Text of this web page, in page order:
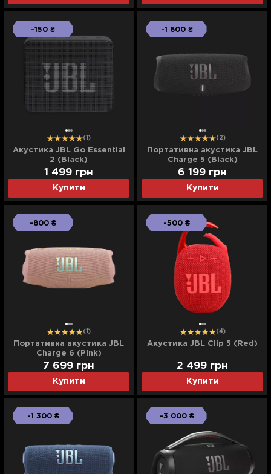
-150 ₴
(1)
Акустика JBL Go Essential
2 (Black)
(JBLGOES2BLKEU)
Купити
1 499 грн
-1 600 ₴
(2)
Портативна акустика JBL
Charge 5 (Black)
Купити
6 199 грн
-800 ₴
(1)
Портативна акустика JBL
Charge 6 (Pink)
Купити
7 699 грн
-500 ₴
(4)
Акустика JBL Clip 5 (Red)
Купити
2 499 грн
-1 300 ₴ -3 000 ₴